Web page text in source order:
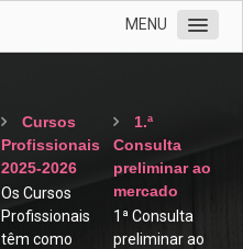
MENU
Cursos
Profissionais
2025-2026
Os Cursos
Profissionais
têm como
1.ª
Consulta
preliminar ao
mercado
1ª Consulta
preliminar ao